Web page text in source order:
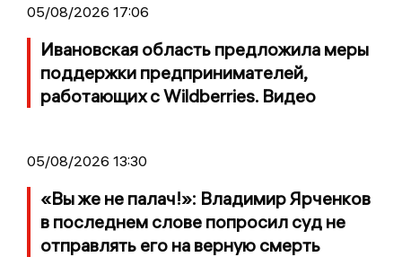
05/08/2026 17:06
Ивановская область предложила меры
поддержки предпринимателей,
работающих с Wildberries. Видео
05/08/2026 13:30
«Вы же не палач!»: Владимир Ярченков
в последнем слове попросил суд не
отправлять его на верную смерть